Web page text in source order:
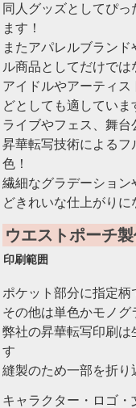
同人グッズとしてぴ
ます！
またアパレルブラン
ル商品としてだけでは
アイドルやアーティ
どとしても適していま
ライブやフェス、舞台
昇華転写技術による
色！
繊細なグラデーション
どきれいな仕上がりに
ウエストポーチ
印刷範囲
ポケット部分に指定柄
その他は単色かモノ
弊社の昇華転写印刷は
す
縫製のため一部を折り
キャラクター・ロゴ